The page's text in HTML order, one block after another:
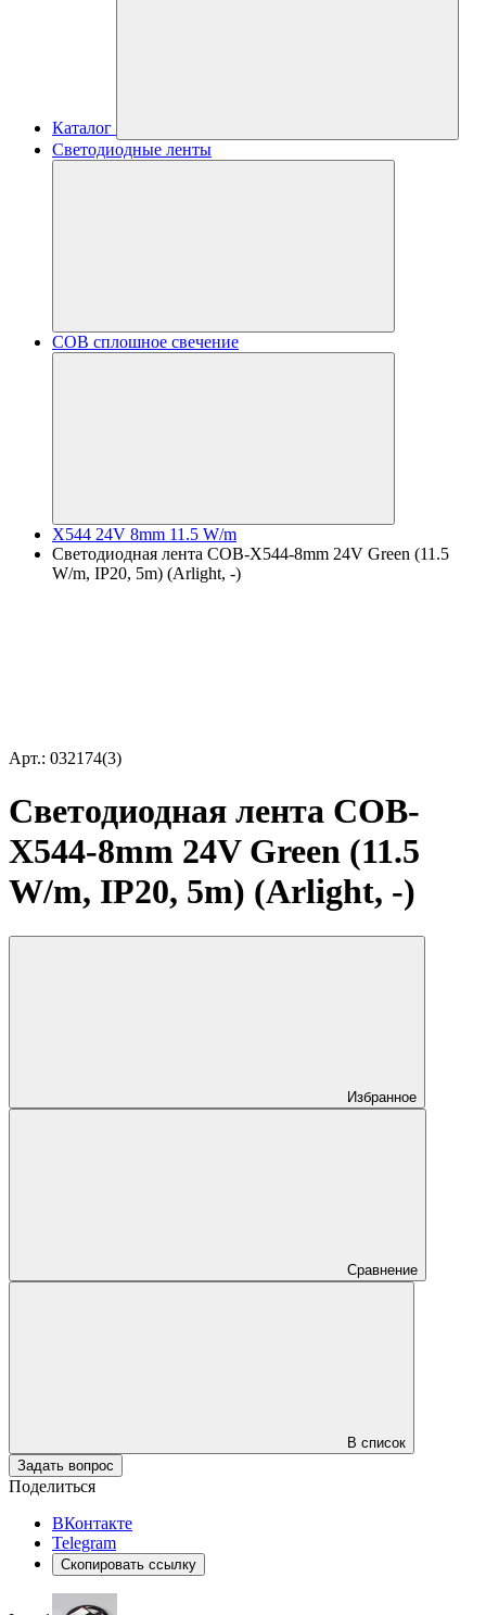
Каталог
Светодиодные ленты
COB сплошное свечение
X544 24V 8mm 11.5 W/m
Светодиодная лента COB-X544-8mm 24V Green (11.5
W/m, IP20, 5m) (Arlight, -)
Арт.: 032174(3)
Светодиодная лента COB-
X544-8mm 24V Green (11.5
W/m, IP20, 5m) (Arlight, -)
Избранное
Сравнение
В список
Задать вопрос
Поделиться
ВКонтакте
Telegram
Скопировать ссылку